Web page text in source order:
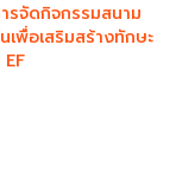
รจัดกิจกรรมสนาม
เพื่อเสริมสร้างทักษะ